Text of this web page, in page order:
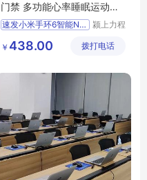
门禁 多功能心率睡眠运动监
测电子表
速发小米手环6智能NFC
颍上力程
有限公司
￥ 438.00 拨打电话